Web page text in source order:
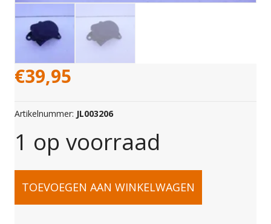
€39,95
Artikelnummer: JL003206
1 op voorraad
E-
TOEVOEGEN AAN WINKELWAGEN